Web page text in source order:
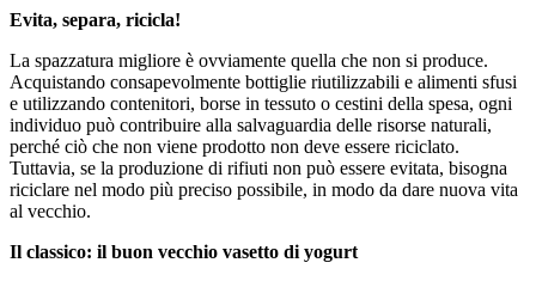
Evita, separa, ricicla!
La spazzatura migliore è ovviamente quella che non si produce.
Acquistando consapevolmente bottiglie riutilizzabili e alimenti sfusi
e utilizzando contenitori, borse in tessuto o cestini della spesa, ogni
individuo può contribuire alla salvaguardia delle risorse naturali,
perché ciò che non viene prodotto non deve essere riciclato.
Tuttavia, se la produzione di rifiuti non può essere evitata, bisogna
riciclare nel modo più preciso possibile, in modo da dare nuova vita
al vecchio.
Il classico: il buon vecchio vasetto di yogurt